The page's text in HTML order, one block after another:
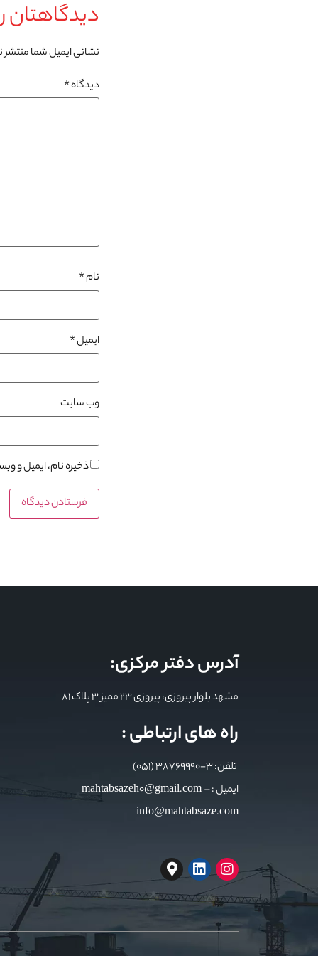
دیدگاهتان
نشانی ایمیل شما
دیدگاه*
نام*
ایمیل*
وب‌ سایت
ذخیره نام، ایمیل و
آدرس دفتر مرکزی:
مشهد بلوار پیروزی، پیروزی 23 ممیز 3 پلاک 81
راه های ارتباطی :
تلفن: 3-38769990 (051)
ایمیل : mahtabsazeh0@gmail.com –
info@mahtabsaze.com